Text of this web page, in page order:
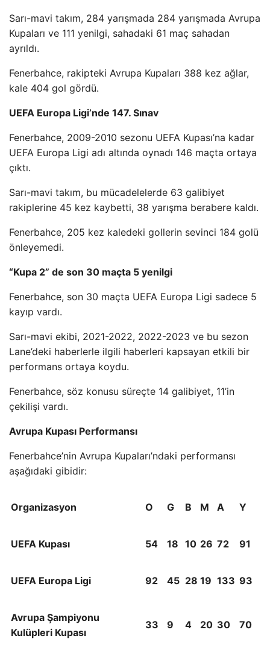
Sarı-mavi takım, 284 yarışmada 284 yarışmada Avrupa
Kupaları ve 111 yenilgi, sahadaki 61 maç sahadan
ayrıldı.
Fenerbahce, rakipteki Avrupa Kupaları 388 kez ağlar,
kale 404 gol gördü.
UEFA Europa Ligi’nde 147. Sınav
Fenerbahce, 2009-2010 sezonu UEFA Kupası’na kadar
UEFA Europa Ligi adı altında oynadı 146 maçta ortaya
çıktı.
Sarı-mavi takım, bu mücadelelerde 63 galibiyet
rakiplerine 45 kez kaybetti, 38 yarışma berabere kaldı.
Fenerbahce, 205 kez kaledeki gollerin sevinci 184 golü
önleyemedi.
“Kupa 2” de son 30 maçta 5 yenilgi
Fenerbahce, son 30 maçta UEFA Europa Ligi sadece 5
kayıp vardı.
Sarı-mavi ekibi, 2021-2022, 2022-2023 ve bu sezon
Lane’deki haberlerle ilgili haberleri kapsayan etkili bir
performans ortaya koydu.
Fenerbahce, söz konusu süreçte 14 galibiyet, 11’in
çekilişi vardı.
Avrupa Kupası Performansı
Fenerbahce’nin Avrupa Kupaları’ndaki performansı
aşağıdaki gibidir:
Organizasyon O G B M A Y
UEFA Kupası 54 18 10 26 72 91
UEFA Europa Ligi 92 45 28 19 133 93
Avrupa Şampiyonu
Kulüpleri Kupası
33 9 4 20 30 70